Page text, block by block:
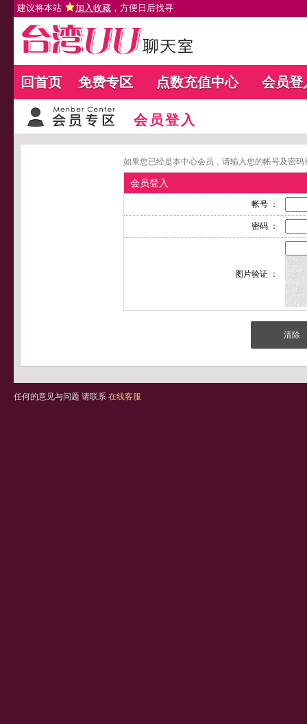
建议将本站 加入收藏 ，方便日后找寻
回首页 免费专区 点数充值中心 会员登
会员登入
如果您已经是本中心会员，请输入您的帐号及密
会员登入
帐号 ：
密码 ：
图片验证 ：
任何的意见与问题 请联系 在线客服